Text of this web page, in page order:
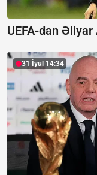
UEFA-dan
31 İyul 14:34